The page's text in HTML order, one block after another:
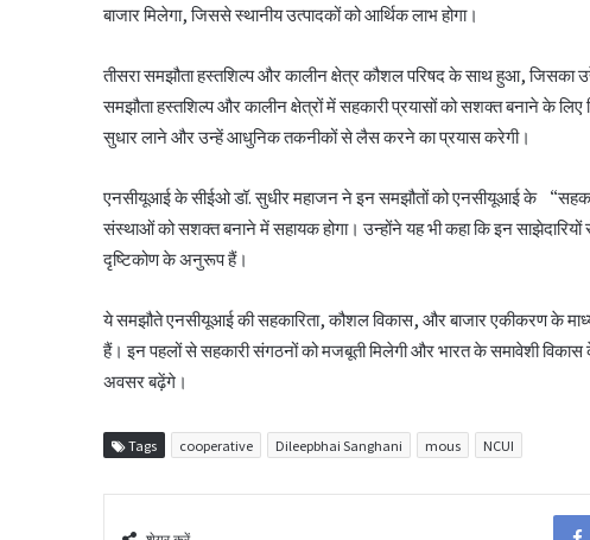
बाजार मिलेगा, जिससे स्थानीय उत्पादकों को आर्थिक लाभ होगा।
तीसरा समझौता हस्तशिल्प और कालीन क्षेत्र कौशल परिषद के साथ हुआ, जिसका
समझौता हस्तशिल्प और कालीन क्षेत्रों में सहकारी प्रयासों को सशक्त बनाने के लिए
सुधार लाने और उन्हें आधुनिक तकनीकों से लैस करने का प्रयास करेगी।
एनसीयूआई के सीईओ डॉ. सुधीर महाजन ने इन समझौतों को एनसीयूआई के
संस्थाओं को सशक्त बनाने में सहायक होगा। उन्होंने यह भी कहा कि इन
दृष्टिकोण के अनुरूप हैं।
ये समझौते एनसीयूआई की सहकारिता, कौशल विकास, और बाजार एकीकरण के
हैं। इन पहलों से सहकारी संगठनों को मजबूती मिलेगी और भारत के समावेशी
अवसर बढ़ेंगे।
Tags cooperative Dileepbhai Sanghani mous NCUI